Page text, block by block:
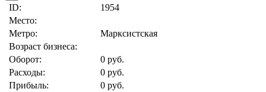
ID:
1954
Место:
Метро:
Марксистская
Возраст бизнеса:
Оборот:
0 руб.
Расходы:
0 руб.
Прибыль:
0 руб.